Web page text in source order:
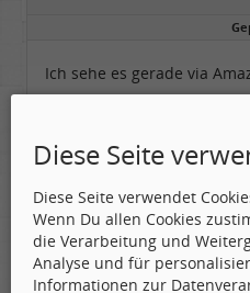
Ich sehe es gerade via
gehen wir.
Das Leben ist nur eine
Danzelot von
Diese Seite
Diese Seite verwendet
Wenn Du allen Cookies
die Verarbeitung und
Analyse und für
Informationen zur